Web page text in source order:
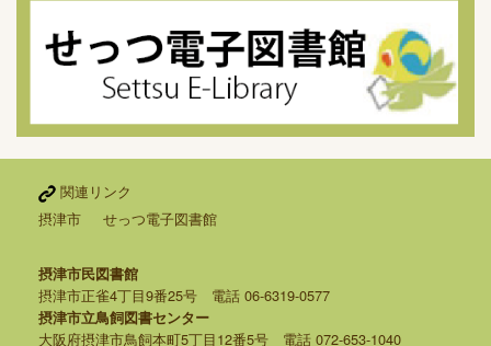
関連リンク
摂津市
せっつ電子図書館
摂津市民図書館
摂津市正雀4丁目9番25号 電話 06-6319-0577
摂津市立鳥飼図書センター
大阪府摂津市鳥飼本町5丁目12番5号 電話 072-653-1040